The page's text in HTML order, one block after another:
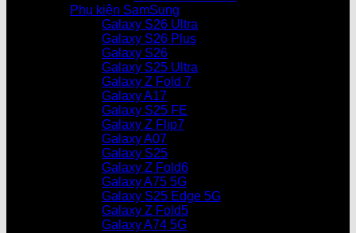
Phụ kiện SamSung
Galaxy S26 Ultra
Galaxy S26 Plus
Galaxy S26
Galaxy S25 Ultra
Galaxy Z Fold 7
Galaxy A17
Galaxy S25 FE
Galaxy Z Flip7
Galaxy A07
Galaxy S25
Galaxy Z Fold6
Galaxy A75 5G
Galaxy S25 Edge 5G
Galaxy Z Fold5
Galaxy A74 5G